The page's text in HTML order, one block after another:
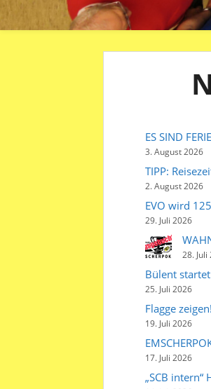
ES SIND
3. August 2026
TIPP:
2. August 2026
EVO wird
29. Juli 2026
28. Juli
Bülent
25. Juli 2026
Flagge zeigen!
19. Juli 2026
17. Juli 2026
„SCB